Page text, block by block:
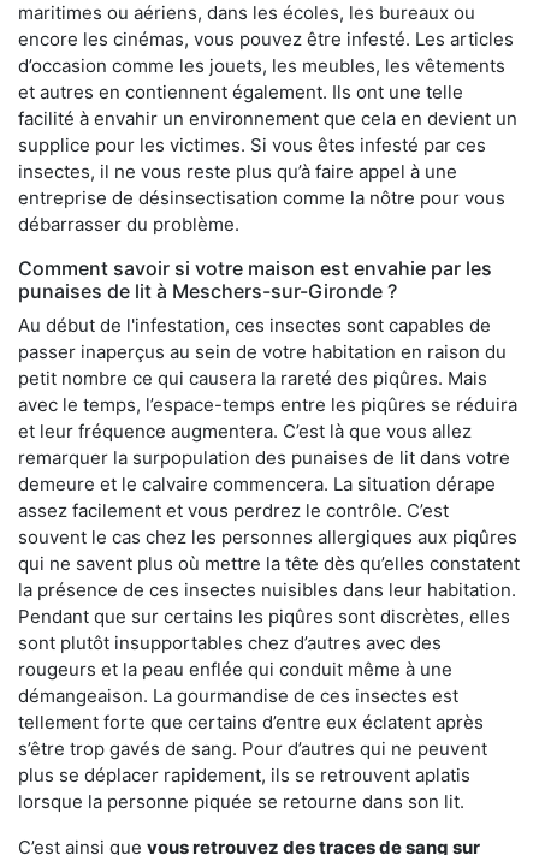
maritimes ou aériens, dans les écoles, les bureaux ou
encore les cinémas, vous pouvez être infesté. Les articles
d’occasion comme les jouets, les meubles, les vêtements
et autres en contiennent également. Ils ont une telle
facilité à envahir un environnement que cela en devient un
supplice pour les victimes. Si vous êtes infesté par ces
insectes, il ne vous reste plus qu’à faire appel à une
entreprise de désinsectisation comme la nôtre pour vous
débarrasser du problème.
Comment savoir si votre maison est envahie par les
punaises de lit à Meschers-sur-Gironde ?
Au début de l'infestation, ces insectes sont capables de
passer inaperçus au sein de votre habitation en raison du
petit nombre ce qui causera la rareté des piqûres. Mais
avec le temps, l’espace-temps entre les piqûres se réduira
et leur fréquence augmentera. C’est là que vous allez
remarquer la surpopulation des punaises de lit dans votre
demeure et le calvaire commencera. La situation dérape
assez facilement et vous perdrez le contrôle. C’est
souvent le cas chez les personnes allergiques aux piqûres
qui ne savent plus où mettre la tête dès qu’elles constatent
la présence de ces insectes nuisibles dans leur habitation.
Pendant que sur certains les piqûres sont discrètes, elles
sont plutôt insupportables chez d’autres avec des
rougeurs et la peau enflée qui conduit même à une
démangeaison. La gourmandise de ces insectes est
tellement forte que certains d’entre eux éclatent après
s’être trop gavés de sang. Pour d’autres qui ne peuvent
plus se déplacer rapidement, ils se retrouvent aplatis
lorsque la personne piquée se retourne dans son lit.
C’est ainsi que vous retrouvez des traces de sang sur